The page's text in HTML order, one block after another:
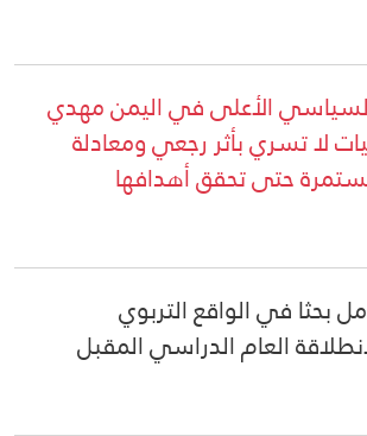
الأعلى في اليمن مهدي
لا تسري بأثر رجعي ومعادلة
حتى تحقق أهدافها
بحثا في الواقع التربوي
العام الدراسي المقبل